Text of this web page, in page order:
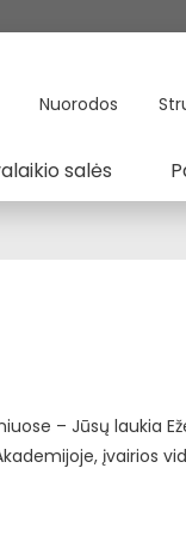
Nuorodos
salės
– Jūsų laukia
įvairios